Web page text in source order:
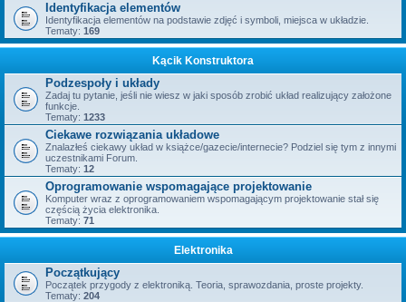
Identyfikacja elementów
Identyfikacja elementów na podstawie zdjęć i symboli, miejsca w układzie.
Tematy: 169
Kącik Konstruktora
Podzespoły i układy
Zadaj tu pytanie, jeśli nie wiesz w jaki sposób zrobić układ realizujący założone
funkcje.
Tematy: 1233
Ciekawe rozwiązania układowe
Znalazłeś ciekawy układ w książce/gazecie/internecie? Podziel się tym z innymi
uczestnikami Forum.
Tematy: 12
Oprogramowanie wspomagające projektowanie
Komputer wraz z oprogramowaniem wspomagającym projektowanie stał się
częścią życia elektronika.
Tematy: 71
Elektronika
Początkujący
Początek przygody z elektroniką. Teoria, sprawozdania, proste projekty.
Tematy: 204